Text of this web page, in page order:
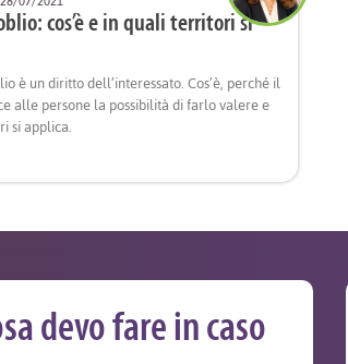
cos’è e in quali territori si
è un diritto dell’interessato. Cos’è, perché il
alle persone la possibilità di farlo valere e
si applica.
devo fare in caso